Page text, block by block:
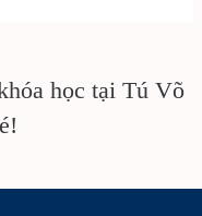
học tại Tú Võ